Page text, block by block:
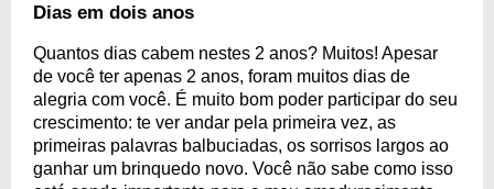
Dias em dois anos
Quantos dias cabem nestes 2 anos? Muitos! Apesar
de você ter apenas 2 anos, foram muitos dias de
alegria com você. É muito bom poder participar do seu
crescimento: te ver andar pela primeira vez, as
primeiras palavras balbuciadas, os sorrisos largos ao
ganhar um brinquedo novo. Você não sabe como isso